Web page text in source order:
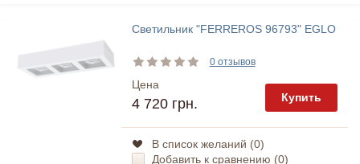
Светильник "FERREROS 96793" EGLO
0 отзывов
Цена
4 720 грн. Купить
В список желаний (0)
Добавить к сравнению (0)